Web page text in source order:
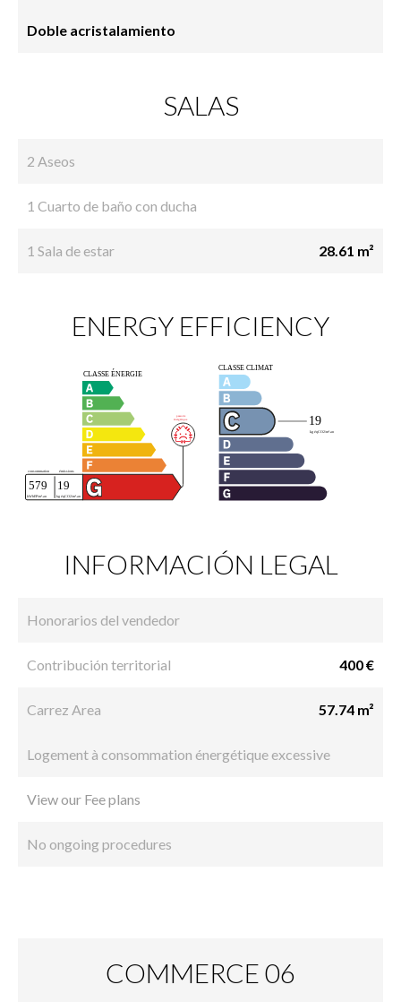
Doble acristalamiento
SALAS
2 Aseos
1 Cuarto de baño con ducha
1 Sala de estar 28.61 m²
ENERGY EFFICIENCY
INFORMACIÓN LEGAL
Honorarios del vendedor
Contribución territorial 400 €
Carrez Area 57.74 m²
Logement à consommation énergétique excessive
View our Fee plans
No ongoing procedures
COMMERCE 06